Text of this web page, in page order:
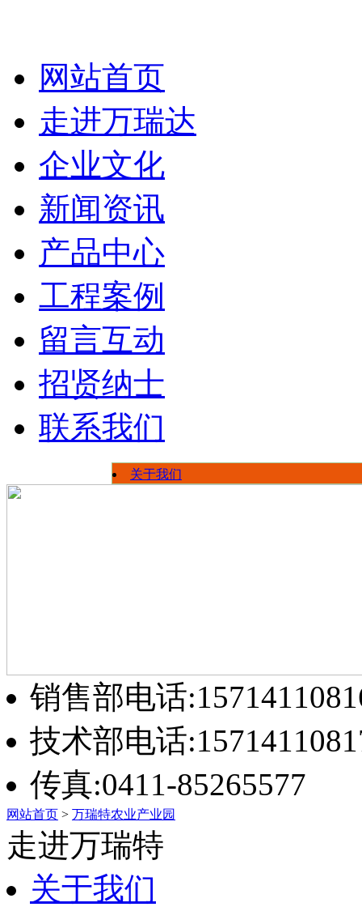
网站首页
走进万瑞达
企业文化
新闻资讯
产品中心
工程案例
留言互动
招贤纳士
联系我们
关于我们
销售部电话
技术部电话
传真:0411-85265577
网站首页 > 万瑞特农业产业园
走进万瑞特
关于我们